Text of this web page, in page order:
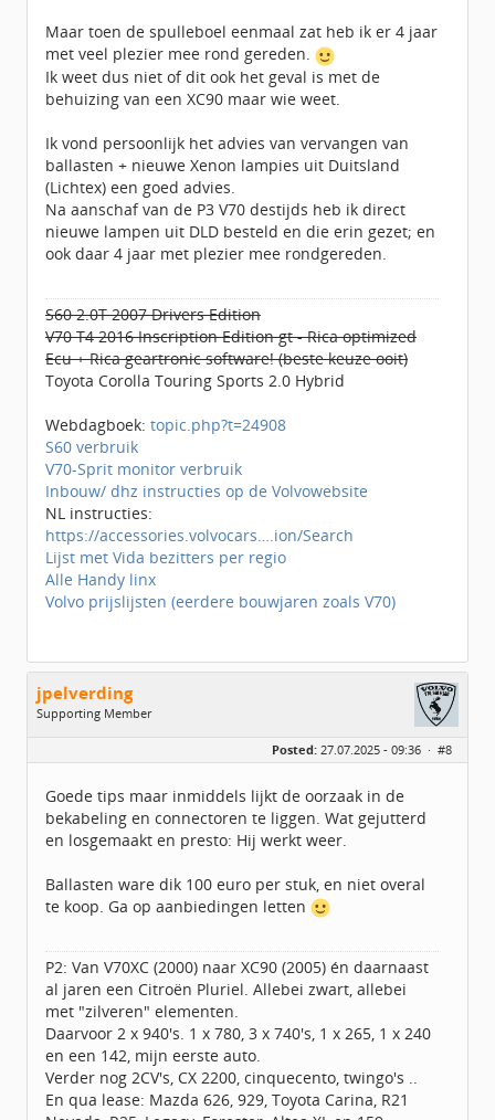
Maar toen de spulleboel eenmaal zat heb ik er 4 jaar
met veel plezier mee rond gereden.
Ik weet dus niet of dit ook het geval is met de
behuizing van een XC90 maar wie weet.
Ik vond persoonlijk het advies van vervangen van
ballasten + nieuwe Xenon lampies uit Duitsland
(Lichtex) een goed advies.
Na aanschaf van de P3 V70 destijds heb ik direct
nieuwe lampen uit DLD besteld en die erin gezet; en
ook daar 4 jaar met plezier mee rondgereden.
S60 2.0T 2007 Drivers Edition
V70 T4 2016 Inscription Edition gt - Rica optimized
Ecu + Rica geartronic software! (beste keuze ooit)
Toyota Corolla Touring Sports 2.0 Hybrid
Webdagboek: topic.php?t=24908
S60 verbruik
V70-Sprit monitor verbruik
Inbouw/ dhz instructies op de Volvowebsite
NL instructies:
https://accessories.volvocars….ion/Search
Lijst met Vida bezitters per regio
Alle Handy linx
Volvo prijslijsten (eerdere bouwjaren zoals V70)
jpelverding
Supporting Member
Leeftijd:
69
Berichten:
609
Geregistreerd:05 / 2020
Posted: 27.07.2025 - 09:36 · #8
Goede tips maar inmiddels lijkt de oorzaak in de
bekabeling en connectoren te liggen. Wat gejutterd
en losgemaakt en presto: Hij werkt weer.
Ballasten ware dik 100 euro per stuk, en niet overal
te koop. Ga op aanbiedingen letten
P2: Van V70XC (2000) naar XC90 (2005) én daarnaast
al jaren een Citroën Pluriel. Allebei zwart, allebei
met "zilveren" elementen.
Daarvoor 2 x 940's. 1 x 780, 3 x 740's, 1 x 265, 1 x 240
en een 142, mijn eerste auto.
Verder nog 2CV's, CX 2200, cinquecento, twingo's ..
En qua lease: Mazda 626, 929, Toyota Carina, R21